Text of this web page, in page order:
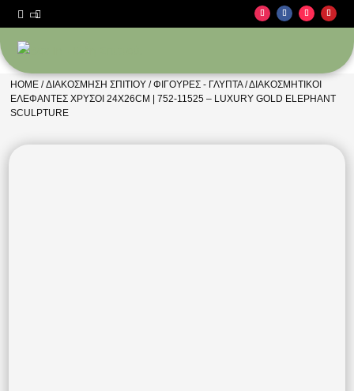
 
HOME /ΔΙΑΚΌΣΜΗΣΗ ΣΠΙΤΙΟΎ /ΦΙΓΟΎΡΕΣ - ΓΛΥΠΤΆ/ ΔΙΑΚΟΣΜΗΤΙΚΟΊ
ΕΛΈΦΑΝΤΕΣ ΧΡΥΣΟΊ 24X26CM | 752-11525 – LUXURY GOLD ELEPHANT
SCULPTURE